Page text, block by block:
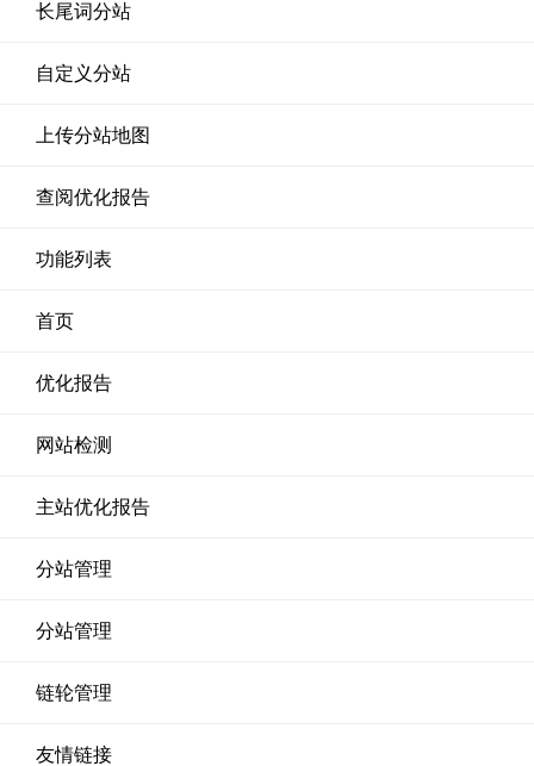
长尾词分站
自定义分站
上传分站地图
查阅优化报告
功能列表
首页
优化报告
网站检测
主站优化报告
分站管理
分站管理
链轮管理
友情链接